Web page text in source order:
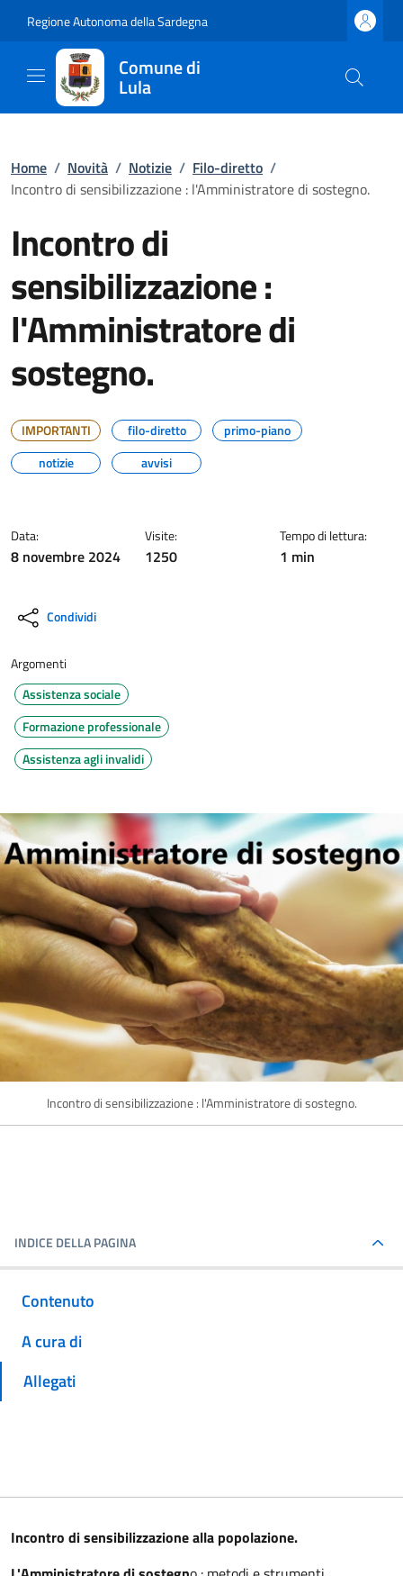
Regione Autonoma della Sardegna
Comune di
Lula
Home / Novità / Notizie / Filo-diretto /
Incontro di sensibilizzazione : l'Amministratore di sostegno.
Incontro di
sensibilizzazione :
l'Amministratore di
sostegno.
IMPORTANTI filo-diretto
primo-piano
notizie
avvisi
Data:
8 novembre 2024
Visite:
1250
Tempo di lettura:
1 min
Condividi
Argomenti
Assistenza sociale
Formazione professionale
Assistenza agli invalidi
Incontro di sensibilizzazione : l'Amministratore di sostegno.
INDICE DELLA PAGINA
Contenuto
A cura di
Allegati
Incontro di sensibilizzazione alla popolazione.